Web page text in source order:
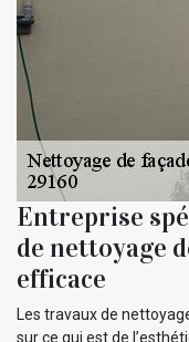
Entreprise
de nettoyage
efficace
Les travaux de
sur ce qui est de